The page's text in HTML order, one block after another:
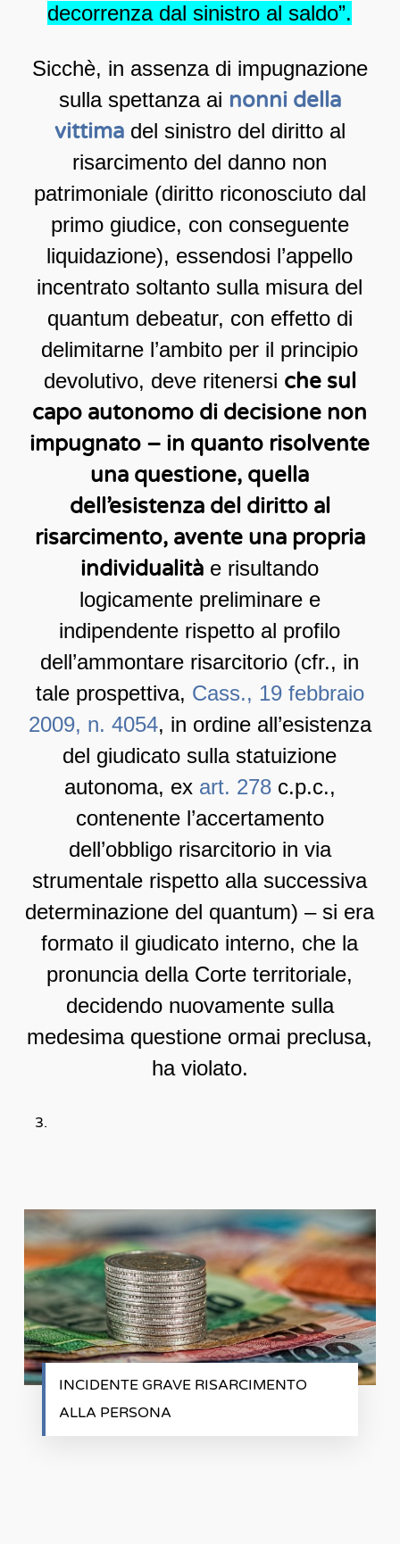
decorrenza dal sinistro al saldo”.
Sicchè, in assenza di impugnazione
sulla spettanza ai nonni della
vittimadel sinistro del diritto al
risarcimento del danno non
patrimoniale (diritto riconosciuto dal
primo giudice, con conseguente
liquidazione), essendosi l’appello
incentrato soltanto sulla misura del
quantum debeatur, con effetto di
delimitarne l’ambito per il principio
devolutivo, deve ritenersi che sul
capo autonomo di decisione non
impugnato – in quanto risolvente
una questione, quella
dell’esistenza del diritto al
risarcimento, avente una propria
individualità e risultando
logicamente preliminare e
indipendente rispetto al profilo
dell’ammontare risarcitorio (cfr., in
tale prospettiva, Cass., 19 febbraio
2009, n. 4054, in ordine all’esistenza
del giudicato sulla statuizione
autonoma, ex art. 278c.p.c.,
contenente l’accertamento
dell’obbligo risarcitorio in via
strumentale rispetto alla successiva
determinazione del quantum) – si era
formato il giudicato interno, che la
pronuncia della Corte territoriale,
decidendo nuovamente sulla
medesima questione ormai preclusa,
ha violato.
INCIDENTE GRAVE RISARCIMENTO
ALLA PERSONA